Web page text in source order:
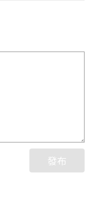
發布